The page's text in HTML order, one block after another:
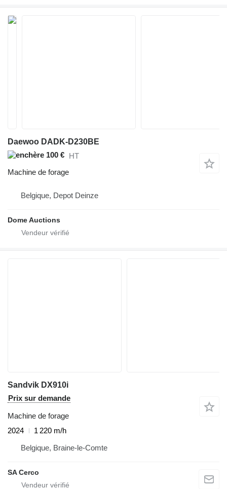
Daewoo DADK-D230BE
100 € HT
Machine de forage
Belgique, Depot Deinze
Dome Auctions
Sandvik DX910i
Prix sur demande
Machine de forage
2024
1 220 m/h
Belgique, Braine-le-Comte
SA Cerco